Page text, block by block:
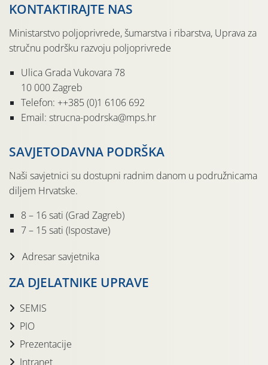
KONTAKTIRAJTE NAS
Ministarstvo poljoprivrede, šumarstva i ribarstva, Uprava za
stručnu podršku razvoju poljoprivrede
Ulica Grada Vukovara 78
10 000 Zagreb
Telefon: ++385 (0)1 6106 692
Email: strucna-podrska@mps.hr
SAVJETODAVNA PODRŠKA
Naši savjetnici su dostupni radnim danom u podružnicama
diljem Hrvatske.
8 – 16 sati (Grad Zagreb)
7 – 15 sati (Ispostave)
Adresar savjetnika
ZA DJELATNIKE UPRAVE
SEMIS
PIO
Prezentacije
Intranet